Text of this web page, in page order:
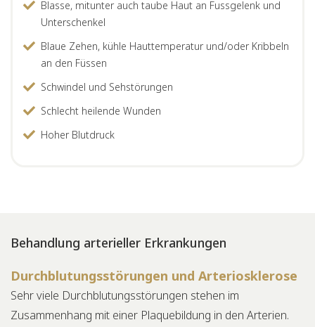
Blasse, mitunter auch taube Haut an Fussgelenk und
Unterschenkel
Blaue Zehen, kühle Hauttemperatur und/oder Kribbeln
an den Füssen
Schwindel und Sehstörungen
Schlecht heilende Wunden
Hoher Blutdruck
Behandlung arterieller Erkrankungen
Durchblutungsstörungen und Arteriosklerose
Sehr viele Durchblutungsstörungen stehen im
Zusammenhang mit einer Plaquebildung in den Arterien.